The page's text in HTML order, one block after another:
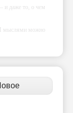
и даже то, о чем
мыслями можно
нищета —